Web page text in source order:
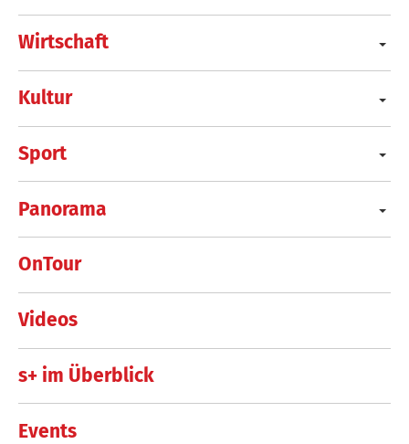
Wirtschaft
Kultur
Sport
Panorama
OnTour
Videos
s+ im Überblick
Events